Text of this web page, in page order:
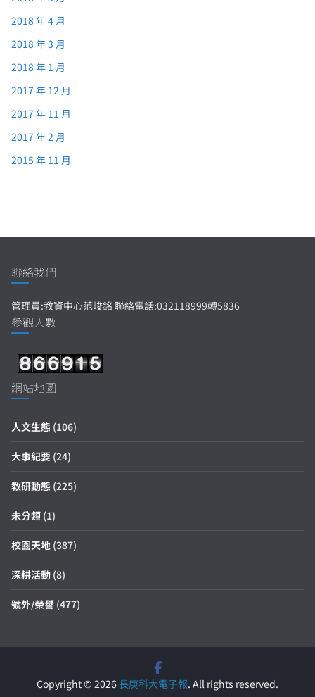
2018 年 4 月
2018 年 3 月
2018 年 1 月
2017 年 12 月
2017 年 11 月
2017 年 2 月
2015 年 11 月
聯絡我們
管理員:教資中心范峻銘 聯絡電話:032118999轉5836
參觀人數
網站地圖
人文生態 (106)
大事紀要 (24)
教研動態 (225)
未分類 (1)
校園天地 (387)
深耕活動 (8)
號外/榮譽 (477)
Copyright © 2026長庚科大電子報. All rights reserved.